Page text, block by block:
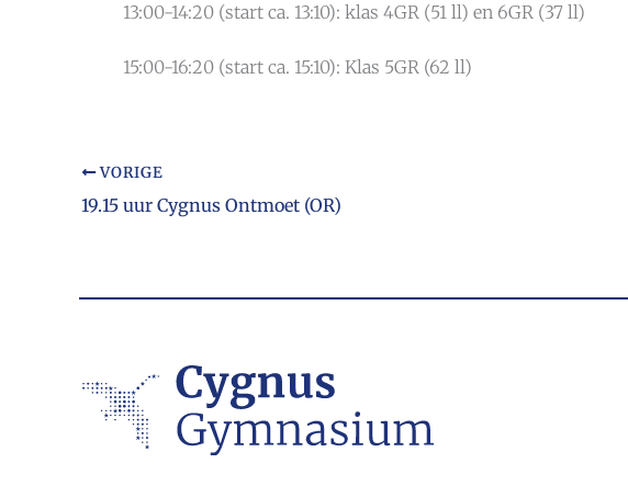
13:00-14:20 (start ca. 13:10): klas 4GR (51 ll) en 6GR (37 ll)
15:00-16:20 (start ca. 15:10): Klas 5GR (62 ll)
VORIGE
19.15 uur Cygnus Ontmoet (OR)